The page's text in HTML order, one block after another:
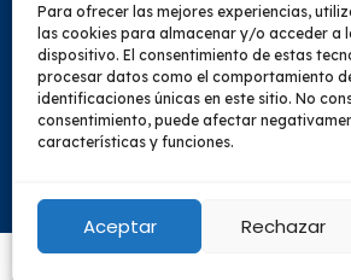
Para ofrecer las mejores experiencias,
las cookies para almacenar y/o acceder a
dispositivo. El consentimiento de estas
procesar datos como el comportamiento
identificaciones únicas en este sitio. No
consentimiento, puede afectar
características y funciones.
Aceptar Rechazar
08:00 - 14:00